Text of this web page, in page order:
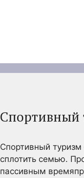
Спортивный
Спортивный
сплотить семью.
пассивным